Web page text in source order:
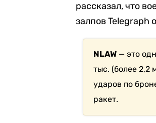
рассказал, что
залпов Telegraph
NLAW— это
тыс. (более 2,2
ударов по
ракет.